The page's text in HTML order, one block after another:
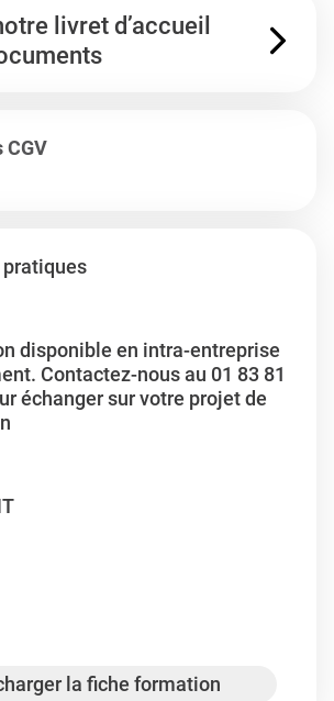
livret d’accueil
CGV
disponible en intra-entreprise
Contactez-nous au 01 83 81
échanger sur votre projet de
la fiche formation